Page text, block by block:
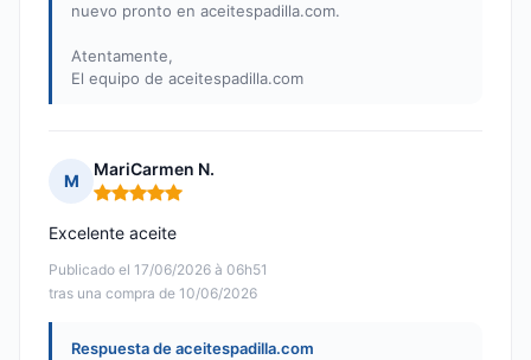
nuevo pronto en aceitespadilla.com.
Atentamente,
El equipo de aceitespadilla.com
M
MariCarmen N.
Nota: 5 de 5
Publicado el 17/06/2026 à 06h51
tras una compra de 10/06/2026
Excelente aceite
Respuesta de aceitespadilla.com